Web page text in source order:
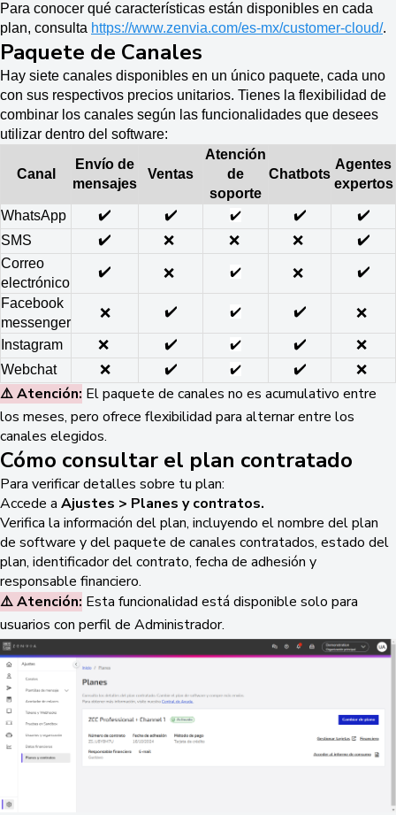
Para conocer qué características están disponibles en cada
plan, consulta https://www.zenvia.com/es-mx/customer-cloud/.
Paquete de Canales
Hay siete canales disponibles en un único paquete, cada uno
con sus respectivos precios unitarios. Tienes la flexibilidad de
combinar los canales según las funcionalidades que desees
utilizar dentro del software:
Canal
Envío de
mensajes
Ventas
Atención
de
soporte
Chatbots
Agentes
expertos
WhatsApp ✔️ ✔️ ✔️ ✔️
✔️
SMS
✔️ ❌ ❌ ❌
✔️
Correo
electrónico
✔️ ❌ ✔️ ❌ ✔️
Facebook
messenger
❌ ✔️ ✔️ ✔️ ❌
Instagram ❌ ✔️ ✔️ ✔️
❌
Webchat
❌ ✔️ ✔️ ✔️ ❌
⚠️ Atención: El paquete de canales no es acumulativo entre
los meses, pero ofrece flexibilidad para alternar entre los
canales elegidos.
Cómo consultar el plan contratado
Para verificar detalles sobre tu plan:
Accede a Ajustes > Planes y contratos.
Verifica la información del plan, incluyendo el nombre del plan
de software y del paquete de canales contratados, estado del
plan, identificador del contrato, fecha de adhesión y
responsable financiero.
⚠️ Atención: Esta funcionalidad está disponible solo para
usuarios con perfil de Administrador.